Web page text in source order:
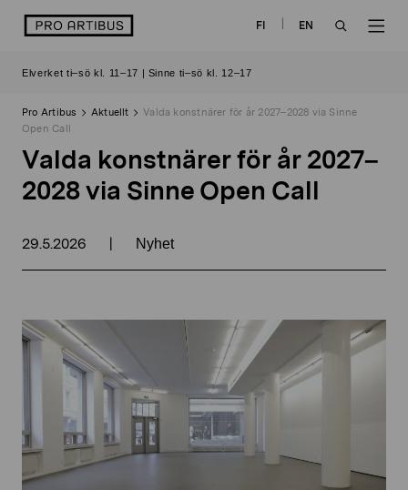
logo FI
EN
Elverket ti–sö kl. 11–17 | Sinne ti–sö kl. 12–17
Pro Artibus Aktuellt
Valda konstnärer för år 2027–2028 via Sinne
Open Call
Valda konstnärer för år 2027–
2028 via Sinne Open Call
29.5.2026 | Nyhet